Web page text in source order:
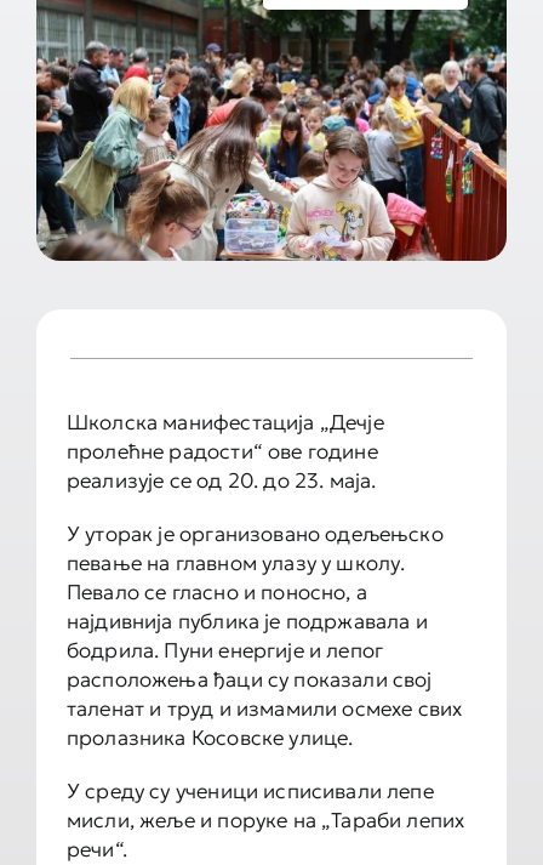
Документа школе
Контакт
Школска манифестација „Дечје
пролећне радости“ ове године
реализује се од 20. до 23. маја.
У уторак је организовано одељењско
певање на главном улазу у школу.
Певало се гласно и поносно, а
најдивнија публика је подржавала и
бодрила. Пуни енергије и лепог
расположења ђаци су показали свој
таленат и труд и измамили осмехе свих
пролазника Косовске улице.
У среду су ученици исписивали лепе
мисли, жеље и поруке на „Тараби лепих
речи“.